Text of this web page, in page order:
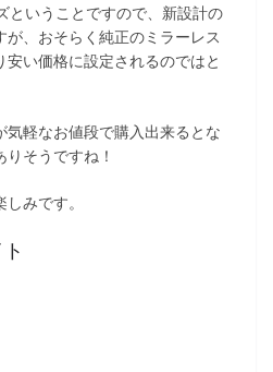
いうことですので、新設計の
が、おそらく純正のミラーレス
い価格に設定されるのではと
気軽なお値段で購入出来るとな
そうですね！
みです。